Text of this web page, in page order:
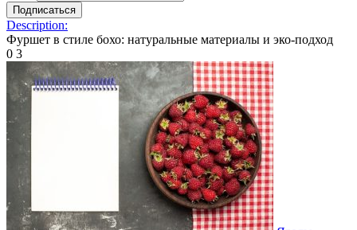
Подписаться
Description:
Фуршет в стиле бохо: натуральные материалы и эко-подход
0 3